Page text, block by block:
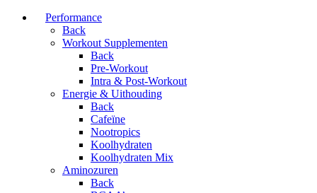
Performance
Back
Workout Supplementen
Back
Pre-Workout
Intra & Post-Workout
Energie & Uithouding
Back
Cafeïne
Nootropics
Koolhydraten
Koolhydraten Mix
Aminozuren
Back